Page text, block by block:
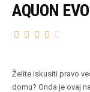
AQUON
Želite iskusiti pravo
domu? Onda je ovaj